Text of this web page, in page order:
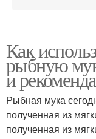
Как
рыбную
и
Рыбная мука
полученная из
полученная из